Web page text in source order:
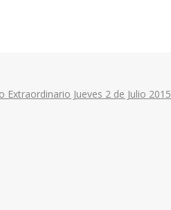
Extraordinario Jueves 2 de Julio 2015